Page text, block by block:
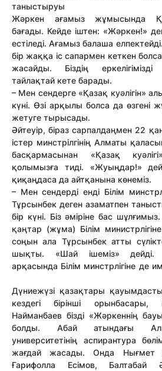
таныстыруы
Жәркен ағамыз жұмысында
бағады. Кейде іштен: «Жәркен!»
естіледі. Ағамыз балаша
бір жаққа іс сапармен кеткен
жасайды. Біздің
тайлақтай кете барады.
– Мен сендерге «Қазақ куәлігін»
күні. Өзі арқылы болса да өзгені
жетуге тырысады.
Әйтеуір, біраз сарпалдаңмен 22
істер минстрілгінің Алматы
басқармасынан «Қазақ
қолымызға тиді. «Жуыңдар!»
қиқаңдаса да айтқанына көнеміз.
– Мен сендерді енді Білім
Тұрсынбек деген азаматпен
бір күні. Біз әміріне бас
қаңтар (жұма) Білім
соңын ала Тұрсынбек атты
шықты. «Шай ішеміз» дейді.
арқасында Білім минстрлігіне де
Дүниежүзі қазақтары
кездегі бірінші
Найманбаев бізді «Жәркеннің
болды. Абай атындағы
университетінің аспирантура
жағдай жасады. Онда Нығмет
Ғарифолла Есімов, Балтабай